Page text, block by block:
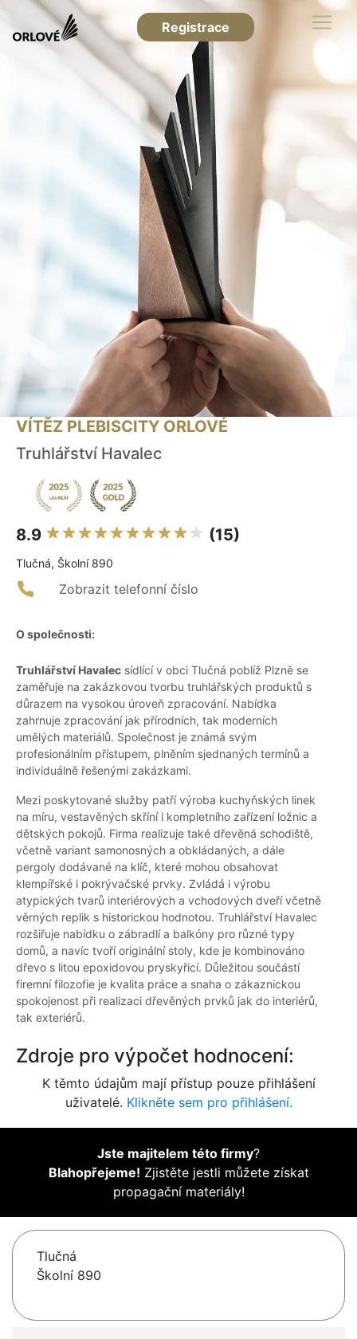
Registrace
VÍTĚZ PLEBISCITY ORLOVÉ
Truhlářství Havalec
8.9 (15)
Tlučná, Školní 890
Zobrazit telefonní číslo
O společnosti:
Truhlářství Havalec sídlící v obci Tlučná poblíž Plzně se
zaměřuje na zakázkovou tvorbu truhlářských produktů s
důrazem na vysokou úroveň zpracování. Nabídka
zahrnuje zpracování jak přírodních, tak moderních
umělých materiálů. Společnost je známá svým
profesionálním přístupem, plněním sjednaných termínů a
individuálně řešenými zakázkami.
Mezi poskytované služby patří výroba kuchyňských linek
na míru, vestavěných skříní i kompletního zařízení ložnic a
dětských pokojů. Firma realizuje také dřevěná schodiště,
včetně variant samonosných a obkládaných, a dále
pergoly dodávané na klíč, které mohou obsahovat
klempířské i pokrývačské prvky. Zvládá i výrobu
atypických tvarů interiérových a vchodových dveří včetně
věrných replik s historickou hodnotou. Truhlářství Havalec
rozšiřuje nabídku o zábradlí a balkóny pro různé typy
domů, a navíc tvoří originální stoly, kde je kombinováno
dřevo s litou epoxidovou pryskyřicí. Důležitou součástí
firemní filozofie je kvalita práce a snaha o zákaznickou
spokojenost při realizaci dřevěných prvků jak do interiérů,
tak exteriérů.
Zdroje pro výpočet hodnocení:
K těmto údajům mají přístup pouze přihlášení
uživatelé. Klikněte sem pro přihlášení.
Jste majitelem této firmy?
Blahopřejeme! Zjistěte jestli můžete získat
propagační materiály!
Tlučná
Školní 890